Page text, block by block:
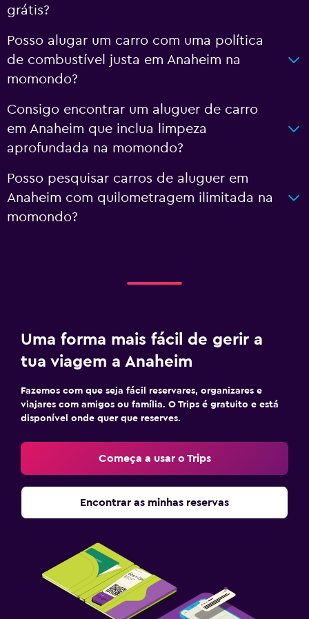
grátis?
Posso alugar um carro com uma política
de combustível justa em Anaheim na
momondo?
Consigo encontrar um aluguer de carro
em Anaheim que inclua limpeza
aprofundada na momondo?
Posso pesquisar carros de aluguer em
Anaheim com quilometragem ilimitada na
momondo?
Uma forma mais fácil de gerir a
tua viagem a Anaheim
Fazemos com que seja fácil reservares, organizares e
viajares com amigos ou família. O Trips é gratuito e está
disponível onde quer que reserves.
Começa a usar o Trips
Encontrar as minhas reservas